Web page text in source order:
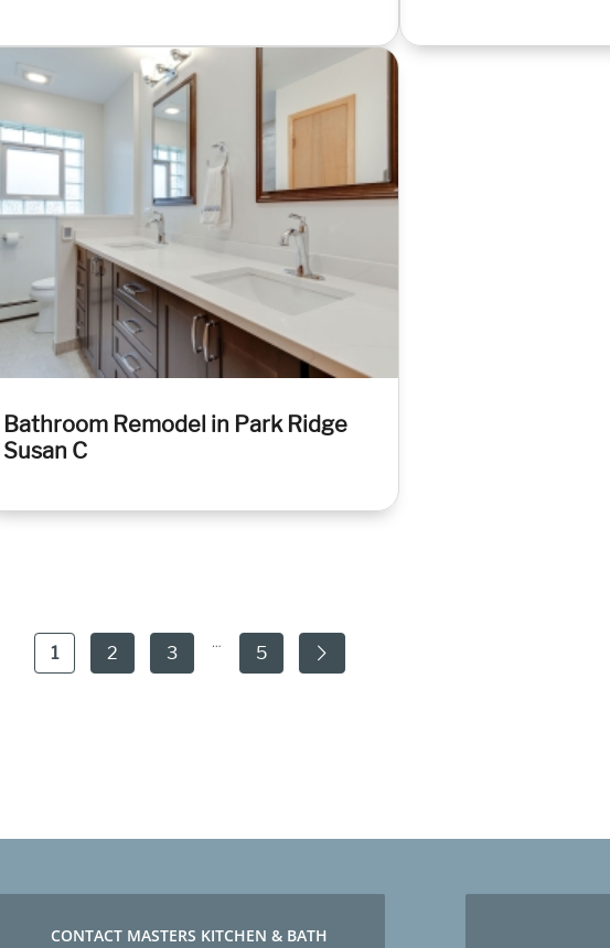
Bathroom Remodel in Park Ridge
Susan C
1 2 3
…
5
CONTACT MASTERS KITCHEN & BATH